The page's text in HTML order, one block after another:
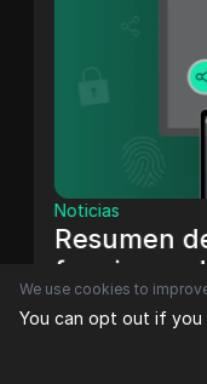
Noticias
Resumen
funciones
2025
Las
una
herramientas
We use cookies to
You can opt out if you